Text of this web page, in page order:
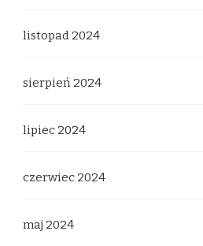
listopad 2024
sierpień 2024
lipiec 2024
czerwiec 2024
maj 2024